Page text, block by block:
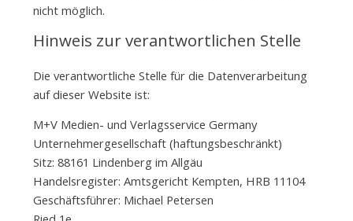
nicht möglich.
Hinweis zur verantwortlichen Stelle
Die verantwortliche Stelle für die Datenverarbeitung
auf dieser Website ist:
M+V Medien- und Verlagsservice Germany
Unternehmergesellschaft (haftungsbeschränkt)
Sitz: 88161 Lindenberg im Allgäu
Handelsregister: Amtsgericht Kempten, HRB 11104
Geschäftsführer: Michael Petersen